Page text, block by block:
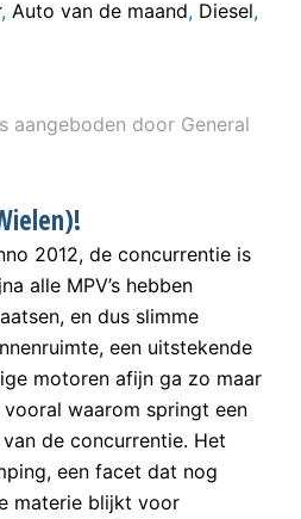
, Auto van de maand, Diesel,
aangeboden door General
2012, de concurrentie is
alle MPV’s hebben
en dus slimme
een uitstekende
motoren afijn ga zo maar
waarom springt een
de concurrentie. Het
een facet dat nog
materie blijkt voor